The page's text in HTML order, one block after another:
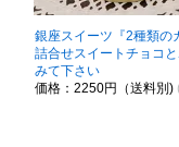
銀座スイーツ『2種類の
詰合せスイートチョコ
みて下さい
価格：2250円（送料別)